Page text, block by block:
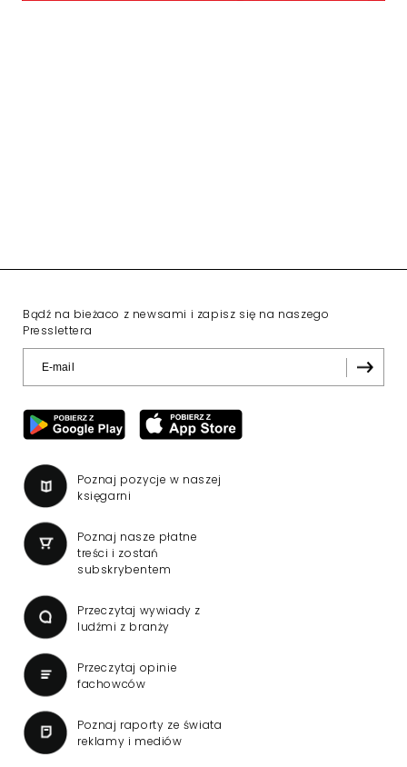
Wniosek o przedłużenie
koncesji dla TVN 24 BiS
wpłynął do KRRiT
i Telewizji o przedłużenie koncesji kablowo-
satelitarnej dla telewizji TVN 24 BiS –